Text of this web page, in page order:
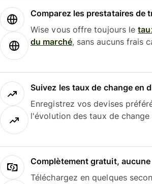
Comparez les prestataires de
Wise vous offre toujours le
du marché, sans aucuns frais
Suivez les taux de change en
Enregistrez vos devises
l'évolution des taux de
Complètement gratuit,
Téléchargez en quelques